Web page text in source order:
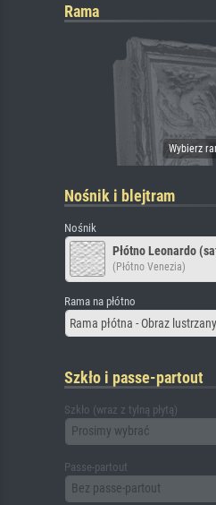
Rama
Nośnik i blejtram
Nośnik
Płótno Leonardo
(Płótno Venezia)
Rama na płótno
Rama płótna - Obraz
Szkło i passe-partout
Szkło (wraz z tylną płytą)
Prosimy wybrać
Passe-partout
Bez passe-partout